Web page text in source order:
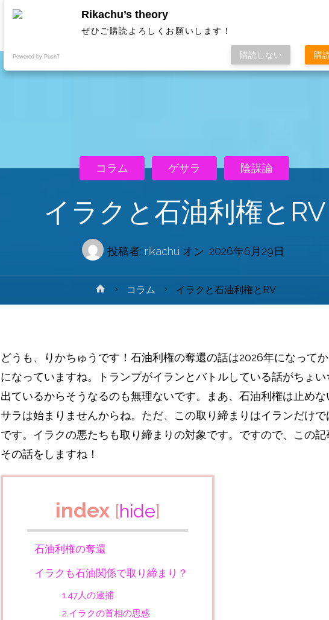
イラクと石油利権とRV
投稿者: rikachu オン 2026年6月29日
コラム ゲサラ 陰謀論
ホ
ー
コラム イラクと石油利権とRV
どうも、りかちゅうです！石油利権の奪還の話は2026年になって
になっていますね。トランプがイランとバトルしている話がちょい
出ているからそうなるのも無理ないです。まあ、石油利権は止めな
サラは始まりませんからね。ただ、この取り締まりはイランだけで
です。イラクの悪たちも取り締まりの対象です。ですので、この記
その話をしますね！
index [hide]
石油利権の奪還
イラクも石油関係で取り締まり？
1.47人の逮捕
2.イラクの首相の思惑
Rikachu’s theory
ぜひご購読よろしくお願いします！
Powered by Push7 購読しない 購